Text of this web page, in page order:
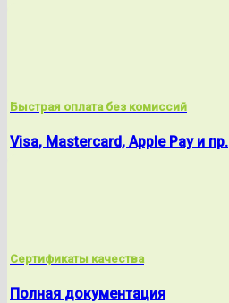
Быстрая оплата без комиссий
Visa, Mastercard, Apple Pay и пр.
Сертификаты качества
Полная документация